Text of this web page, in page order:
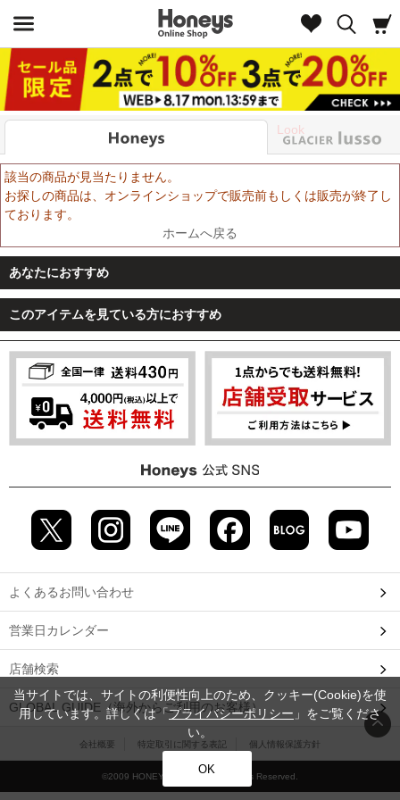
Look
該当の商品が見当たりません。
お探しの商品は、オンラインショップで販売前もしくは販売が終了し
ております。
ホームへ戻る
あなたにおすすめ
このアイテムを見ている方におすすめ
よくあるお問い合わせ
営業日カレンダー
店舗検索
GLOBAL GUIDE（海外からご利用のお客様）
会社概要 特定取引に関する表記 個人情報保護方針
©2009 HONEYS CO., LTD. All Rights Reserved.
当サイトでは、サイトの利便性向上のため、クッキー(Cookie)を使
用しています。詳しくは「プライバシーポリシー 」をご覧くださ
い。
OK